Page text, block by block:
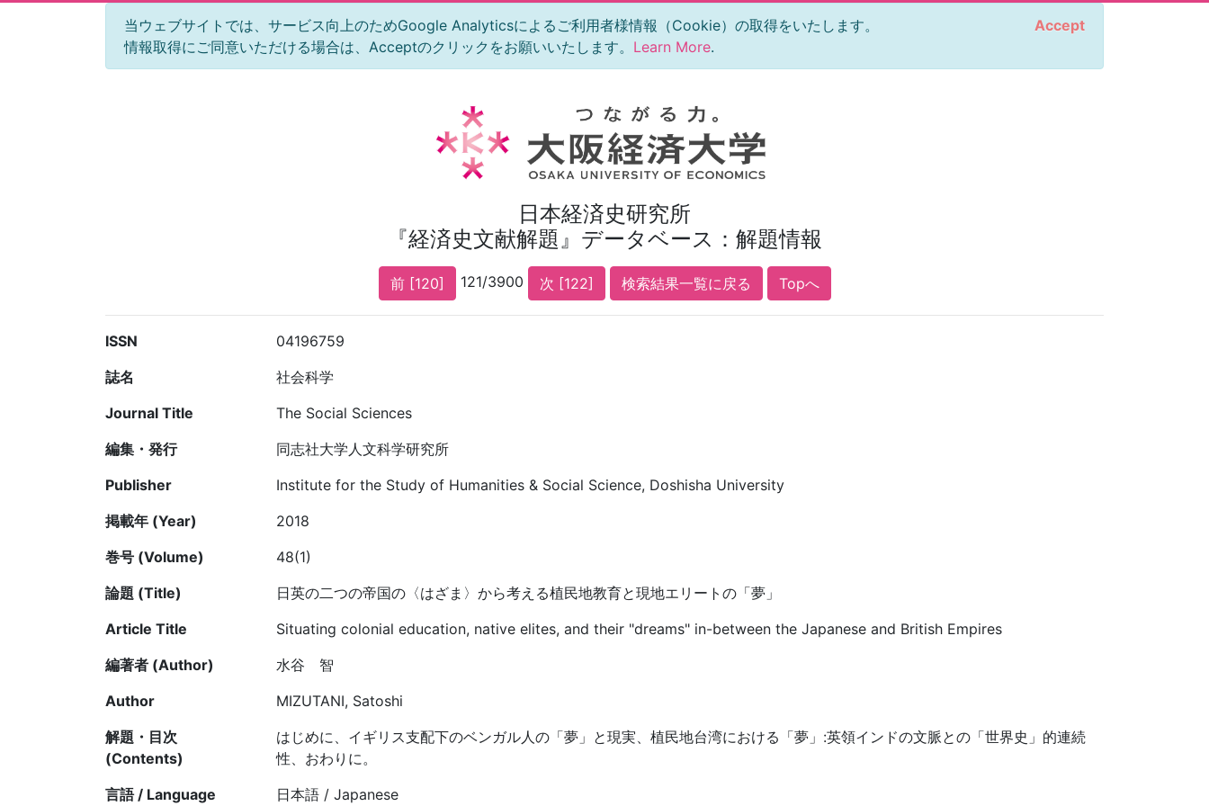
当ウェブサイトでは、サービス向上のためGoogle Analyticsによるご利用者様情報（Cookie）の取得をいたします。
情報取得にご同意いただける場合は、Acceptのクリックをお願いいたします。 Learn More.
Accept
日本経済史研究所
『経済史文献解題』データベース：解題情報
前 [120] 121/3900 次 [122] 検索結果一覧に戻る Topへ
ISSN
04196759
誌名
社会科学
Journal Title
The Social Sciences
編集・発行
同志社大学人文科学研究所
Publisher
Institute for the Study of Humanities & Social Science, Doshisha University
掲載年 (Year)
2018
巻号 (Volume)
48(1)
論題 (Title)
日英の二つの帝国の〈はざま〉から考える植民地教育と現地エリートの「夢」
Article Title
Situating colonial education, native elites, and their "dreams" in-between the Japanese and British Empires
編著者 (Author)
水谷 智
Author
MIZUTANI, Satoshi
解題・目次
(Contents)
はじめに、イギリス支配下のベンガル人の「夢」と現実、植民地台湾における「夢」:英領インドの文脈との「世界史」的連続
性、おわりに。
言語 / Language
日本語 / Japanese